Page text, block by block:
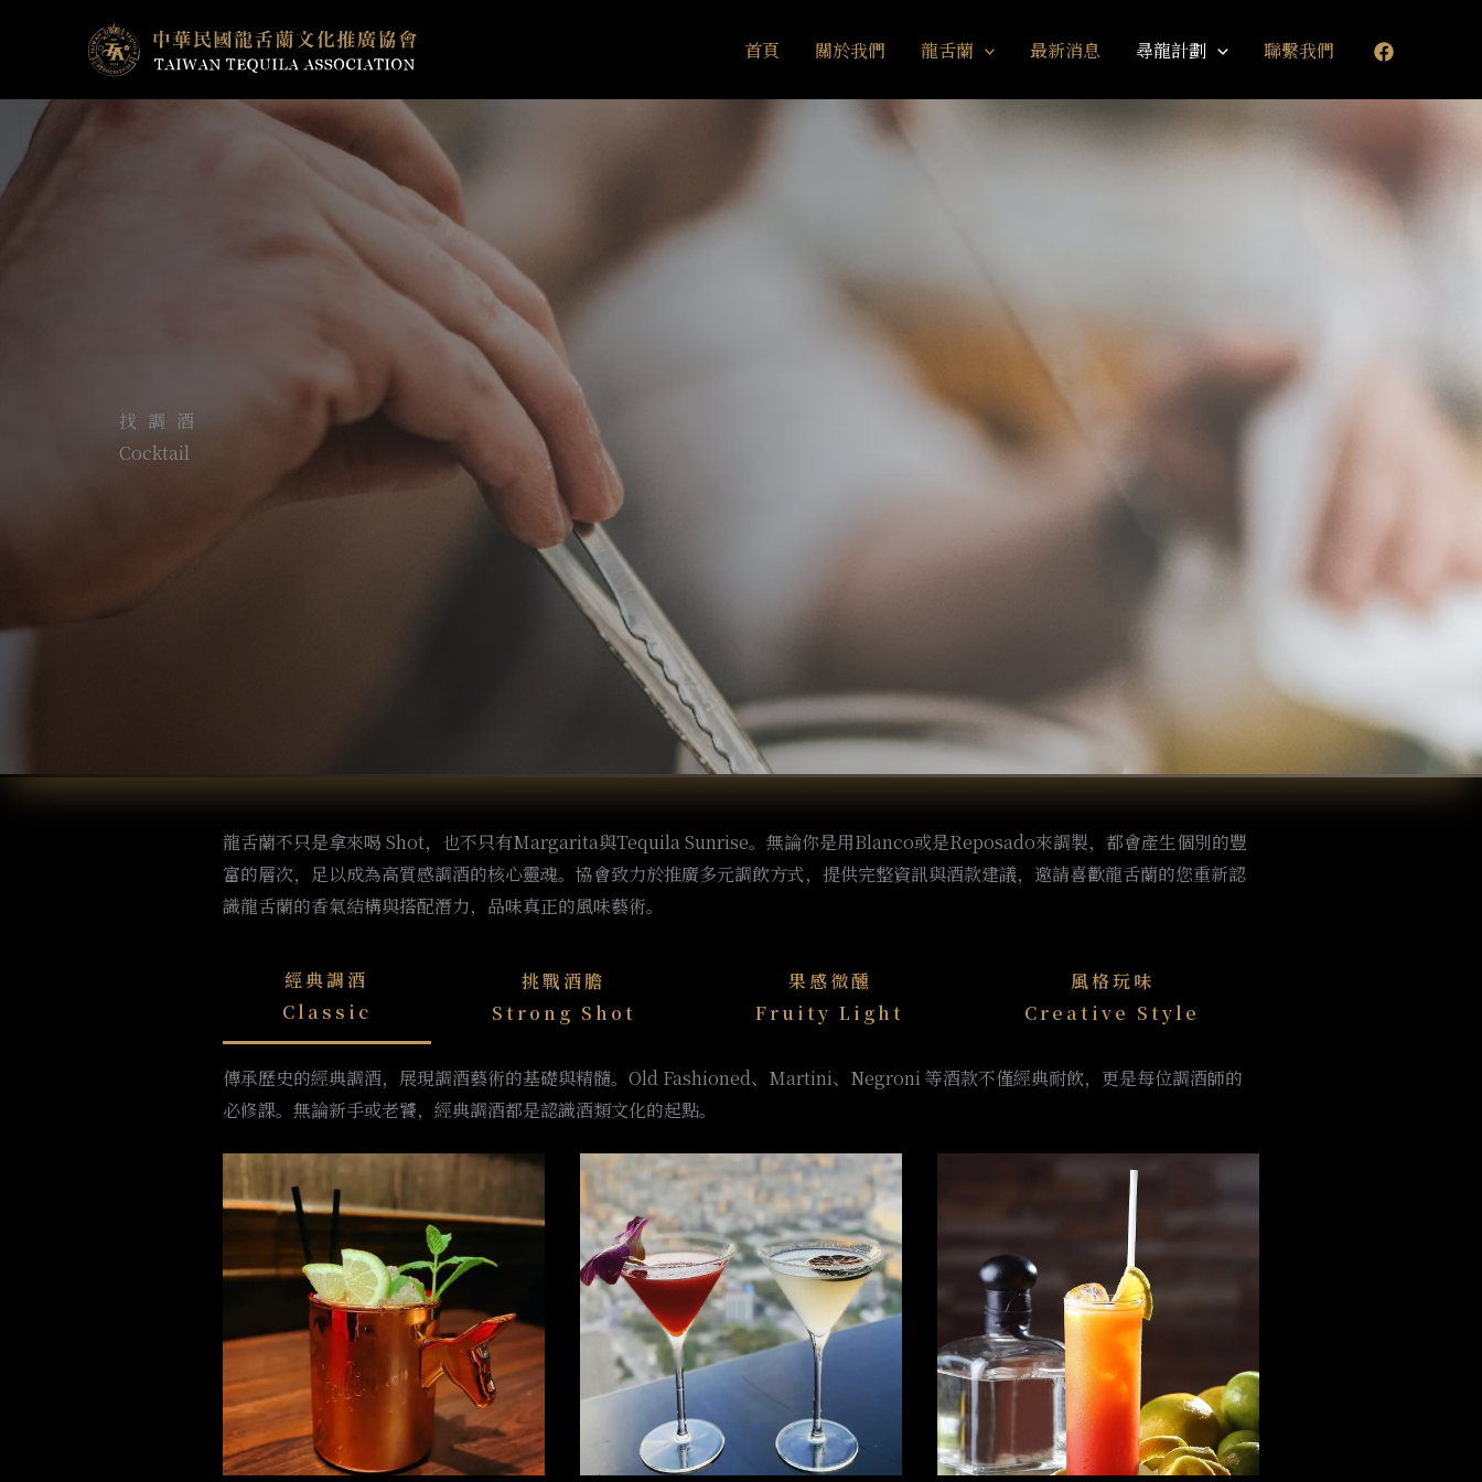
容
首頁 關於我們 龍舌蘭 最新消息 尋龍計劃 聯繫我們
找調酒
Cocktail
龍舌蘭不只是拿來喝 Shot，也不只有Margarita與Tequila Sunrise。無論你是用Blanco或是Reposado來調製，都會產生個別的豐
富的層次，足以成為高質感調酒的核心靈魂。協會致力於推廣多元調飲方式，提供完整資訊與酒款建議，邀請喜歡龍舌蘭的您重新認
識龍舌蘭的香氣結構與搭配潛力，品味真正的風味藝術。
經典調酒
Classic
挑戰酒膽
Strong Shot
果感微醺
Fruity Light
風格玩味
Creative Style
傳承歷史的經典調酒，展現調酒藝術的基礎與精髓。Old Fashioned、Martini、Negroni 等酒款不僅經典耐飲，更是每位調酒師的
必修課。無論新手或老饕，經典調酒都是認識酒類文化的起點。